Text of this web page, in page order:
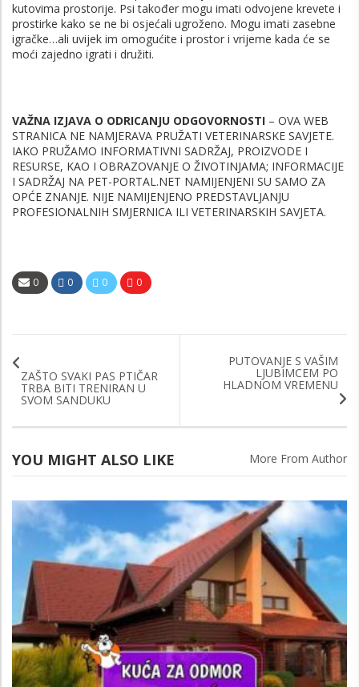
kutovima prostorije. Psi također mogu imati odvojene krevete i
prostirke kako se ne bi osjećali ugroženo. Mogu imati zasebne
igračke…ali uvijek im omogućite i prostor i vrijeme kada će se
moći zajedno igrati i družiti.
VAŽNA IZJAVA O ODRICANJU ODGOVORNOSTI – OVA WEB
STRANICA NE NAMJERAVA PRUŽATI VETERINARSKE SAVJETE.
IAKO PRUŽAMO INFORMATIVNI SADRŽAJ, PROIZVODE I
RESURSE, KAO I OBRAZOVANJE O ŽIVOTINJAMA; INFORMACIJE
I SADRŽAJ NA PET-PORTAL.NET NAMIJENJENI SU SAMO ZA
OPĆE ZNANJE. NIJE NAMIJENJENO PREDSTAVLJANJU
PROFESIONALNIH SMJERNICA ILI VETERINARSKIH SAVJETA.
0 0 0 0
ZAŠTO SVAKI PAS PTIČAR
TRBA BITI TRENIRAN U
SVOM SANDUKU
PUTOVANJE S VAŠIM
LJUBIMCEM PO
HLADNOM VREMENU
YOU MIGHT ALSO LIKE More From Author